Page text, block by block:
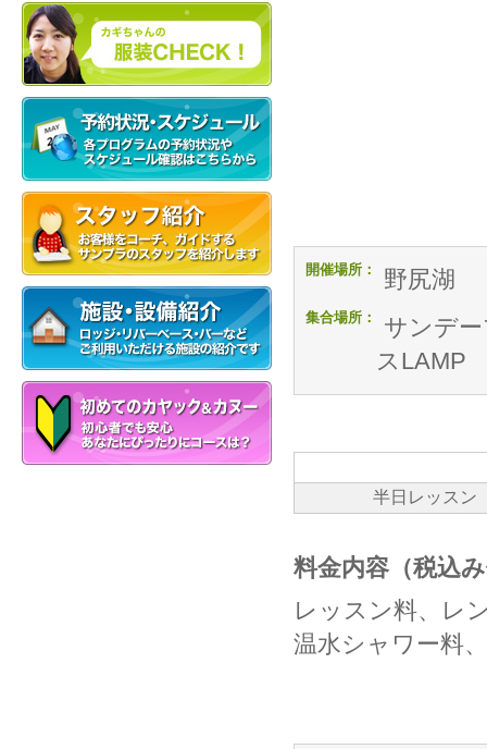
開催場所： 野尻湖
集合場所：
サンデ
スLAMP
半日レッスン
料金内容（税込
レッスン料、レ
温水シャワー料